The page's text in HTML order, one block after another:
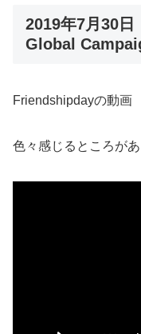
2019年7月30
Global
Friendshipdayの動画
色々感じるところがあ